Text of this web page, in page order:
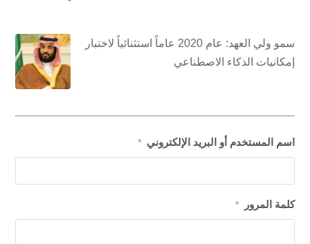
سمو ولي العهد: عام 2020 عاماً استثنائياً لاختبار
إمكانيات الذكاء الاصطناعي
اسم المستخدم أو البريد الإلكتروني *
كلمة المرور *